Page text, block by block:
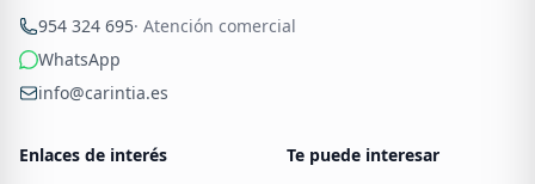
954 324 695· Atención comercial
WhatsApp
info@carintia.es
Enlaces de interés
Te puede interesar